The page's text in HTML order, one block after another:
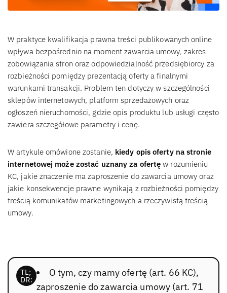
W praktyce kwalifikacja prawna treści publikowanych online
wpływa bezpośrednio na moment zawarcia umowy, zakres
zobowiązania stron oraz odpowiedzialność przedsiębiorcy za
rozbieżności pomiędzy prezentacją oferty a finalnymi
warunkami transakcji. Problem ten dotyczy w szczególności
sklepów internetowych, platform sprzedażowych oraz
ogłoszeń nieruchomości, gdzie opis produktu lub usługi często
zawiera szczegółowe parametry i cenę.
W artykule omówione zostanie, kiedy opis oferty na stronie
internetowej może zostać uznany za ofertę w rozumieniu
KC, jakie znaczenie ma zaproszenie do zawarcia umowy oraz
jakie konsekwencje prawne wynikają z rozbieżności pomiędzy
treścią komunikatów marketingowych a rzeczywistą treścią
umowy.
O tym, czy mamy ofertę (art. 66 KC),
zaproszenie do zawarcia umowy (art. 71